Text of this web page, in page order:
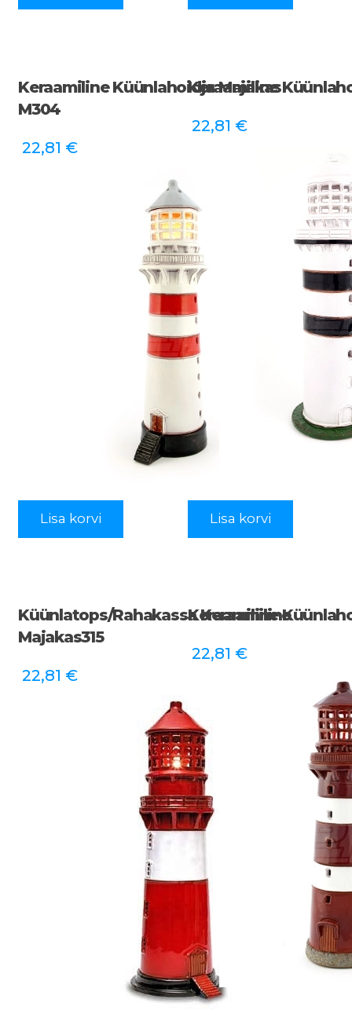
Keraamiline Küünlahoidja Majakas
M304
22,81 €
Lisa korvi
Keraamiline
22,81 €
Lisa korvi
Küünlatops/rahakassa Keraamiline
Majakas315
22,81 €
Keraamiline
22,81 €